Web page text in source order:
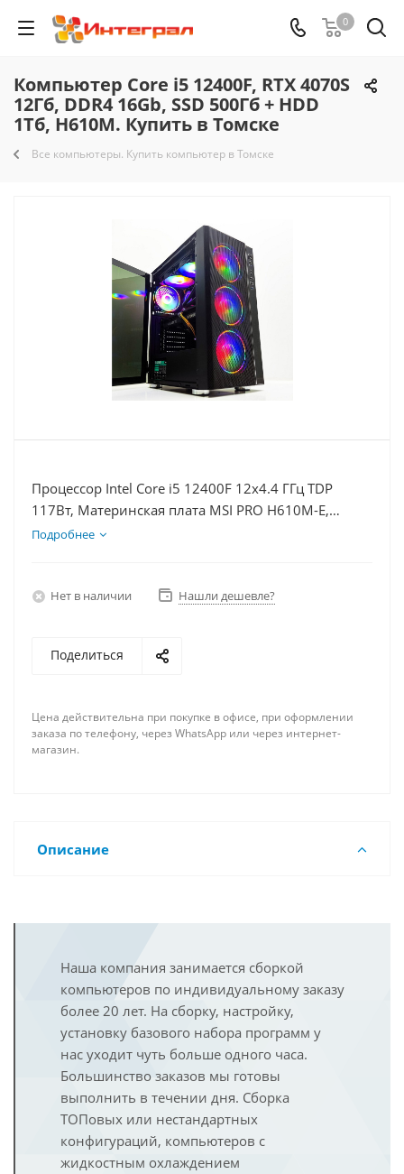
0
Компьютер Core i5 12400F, RTX 4070S
12Гб, DDR4 16Gb, SSD 500Гб + HDD
1Тб, H610M. Купить в Томске
Все компьютеры. Купить компьютер в Томске
Процессор Intel Core i5 12400F 12x4.4 ГГц TDP
117Вт, Материнская плата MSI PRO H610M-E,
Видеокарта RTX 4070S 12Гб, Память DDR4 16Gb,
Подробнее
Нет в наличии Нашли дешевле?
Поделиться
Цена действительна при покупке в офисе, при оформлении
заказа по телефону, через WhatsApp или через интернет-
магазин.
Описание
Наша компания занимается сборкой
компьютеров по индивидуальному заказу
более 20 лет. На сборку, настройку,
установку базового набора программ у
нас уходит чуть больше одного часа.
Большинство заказов мы готовы
выполнить в течении дня. Сборка
ТОПовых или нестандартных
конфигураций, компьютеров с
жидкостным охлаждением